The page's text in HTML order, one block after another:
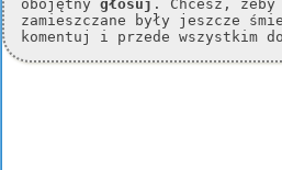
obojętny głosuj . Chcesz,
zamieszczane były jeszcze
komentuj i przede wszystkim